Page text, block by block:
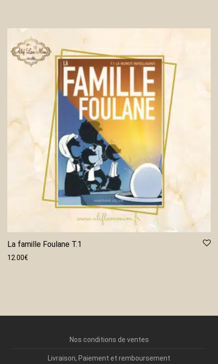
La famille Foulane T.1
12.00€
Nos conditions de ventes
Livraison, Paiement et remboursement